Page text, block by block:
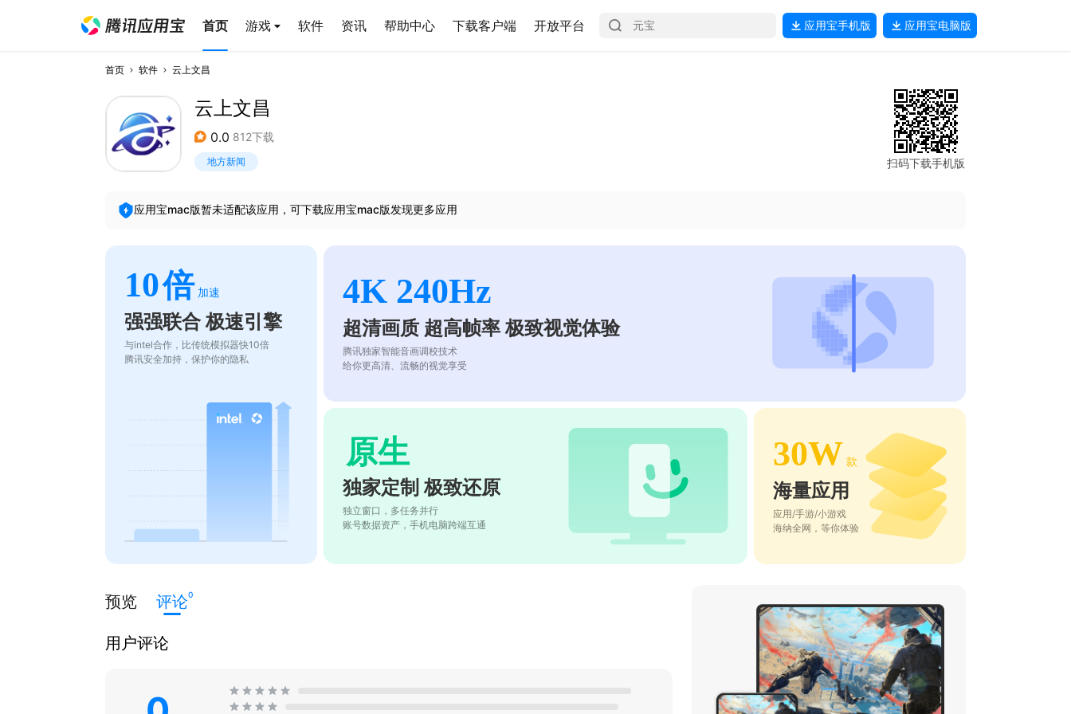
首页 游戏 软件 资讯 帮助中心 下载客户端 开放平台 应用宝手机版 应用宝电脑版
首页 软件 云上文昌
云上文昌
0.0 812下载
地方新闻 扫码下载手机版
应用宝mac版暂未适配该应用，可下载应用宝mac版发现更多应用
10倍 加速
强强联合 极速引擎
与intel合作，比传统模拟器快10倍
腾讯安全加持，保护你的隐私
4K 240Hz
超清画质 超高帧率 极致视觉体验
腾讯独家智能音画调校技术
给你更高清、流畅的视觉享受
原生
独家定制 极致还原
独立窗口，多任务并行
账号数据资产，手机电脑跨端互通
30W 款
海量应用
应用/手游/小游戏
海纳全网，等你体验
预览 评论0
用户评论